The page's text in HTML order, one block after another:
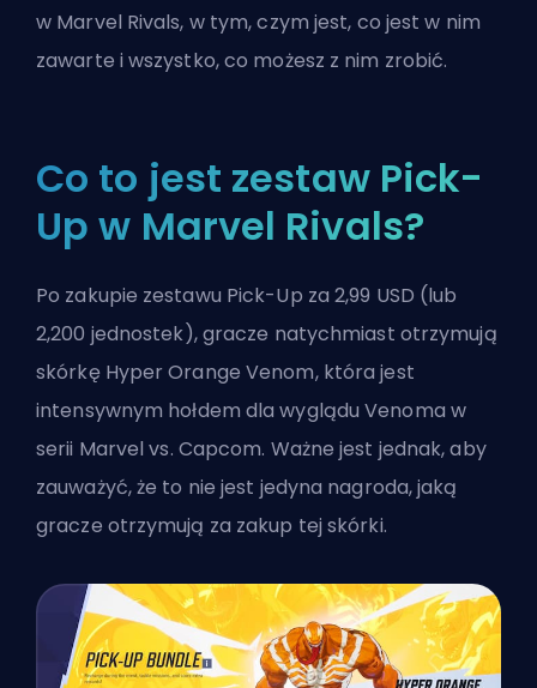
w Marvel Rivals, w tym, czym jest, co jest w nim
zawarte i wszystko, co możesz z nim zrobić.
Co to jest zestaw Pick-
Up w Marvel Rivals?
Po zakupie zestawu Pick-Up za 2,99 USD (lub
2,200 jednostek), gracze natychmiast otrzymują
skórkę Hyper Orange Venom, która jest
intensywnym hołdem dla wyglądu Venoma w
serii Marvel vs. Capcom. Ważne jest jednak, aby
zauważyć, że to nie jest jedyna nagroda, jaką
gracze otrzymują za zakup tej skórki.